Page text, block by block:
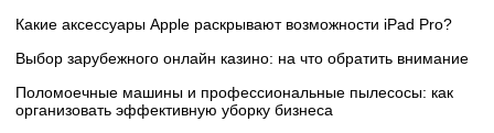
Какие аксессуары Apple раскрывают возможности iPad Pro?
Выбор зарубежного онлайн казино: на что обратить внимание
Поломоечные машины и профессиональные пылесосы: как
организовать эффективную уборку бизнеса